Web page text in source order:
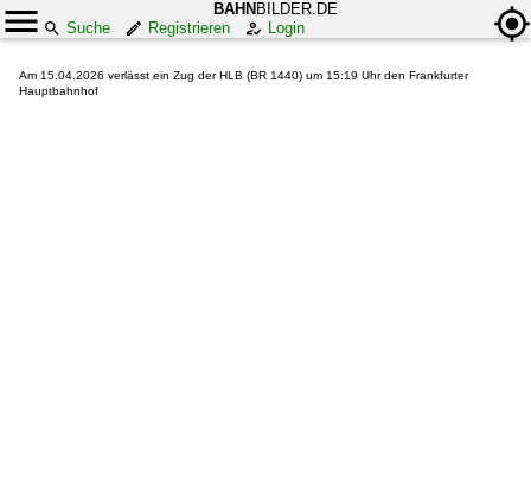
BAHN BILDER.DE
Suche
Registrieren Login
Am 15.04.2026 verlässt ein Zug der HLB (BR 1440) um 15:19 Uhr den Frankfurter
Hauptbahnhof